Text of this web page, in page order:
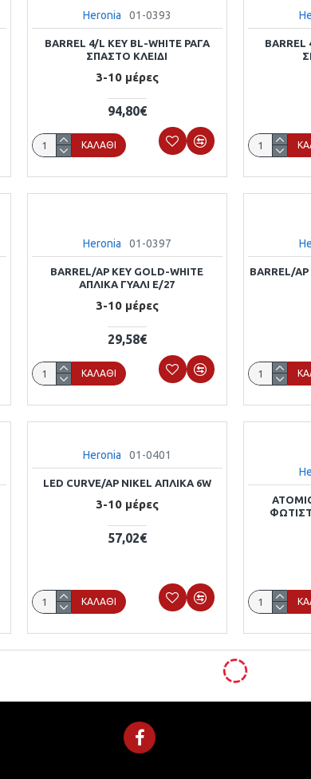
Heronia 01-0393
BARREL 4/L KEY BL-WHITE ΡΑΓΑ
ΣΠΑΣΤΟ ΚΛΕΙΔΙ
3-10 μέρες
94,80€
ΚΑΛΆΘΙ
BARREL
Heronia 01-0397
BARREL/AP KEY GOLD-WHITE
ΑΠΛΙΚΑ ΓΥΑΛΙ E/27
3-10 μέρες
29,58€
ΚΑΛΆΘΙ
BARREL/
Heronia 01-0401
LED CURVE/AP NIKEL ΑΠΛΙΚΑ 6W
3-10 μέρες
57,02€
ΚΑΛΆΘΙ